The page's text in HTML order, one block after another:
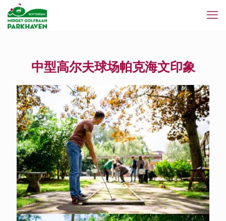
中型高尔夫球场帕克海文印象